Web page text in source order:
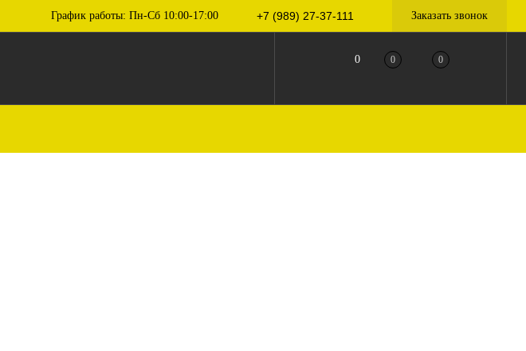
График работы: Пн-Сб 10:00-17:00 +7 (989) 27-37-111 Заказать звонок
0 0 0